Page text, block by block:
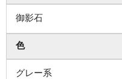
御影石
色
グレー系